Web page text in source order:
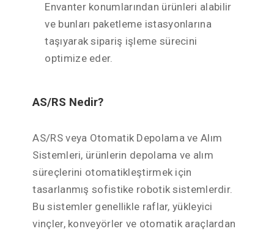
Envanter konumlarından ürünleri alabilir
ve bunları paketleme istasyonlarına
taşıyarak sipariş işleme sürecini
optimize eder.
AS/RS Nedir?
AS/RS veya Otomatik Depolama ve Alım
Sistemleri, ürünlerin depolama ve alım
süreçlerini otomatikleştirmek için
tasarlanmış sofistike robotik sistemlerdir.
Bu sistemler genellikle raflar, yükleyici
vinçler, konveyörler ve otomatik araçlardan